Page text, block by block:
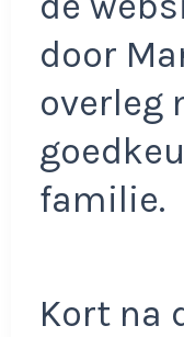
door
overleg
familie.
Kort na